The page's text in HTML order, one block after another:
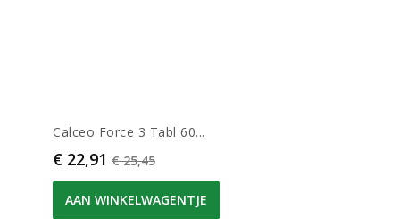
Calceo Force 3 Tabl 60...
Prijs
€ 22,91 Normale prijs
€ 25,45
AAN WINKELWAGENTJE